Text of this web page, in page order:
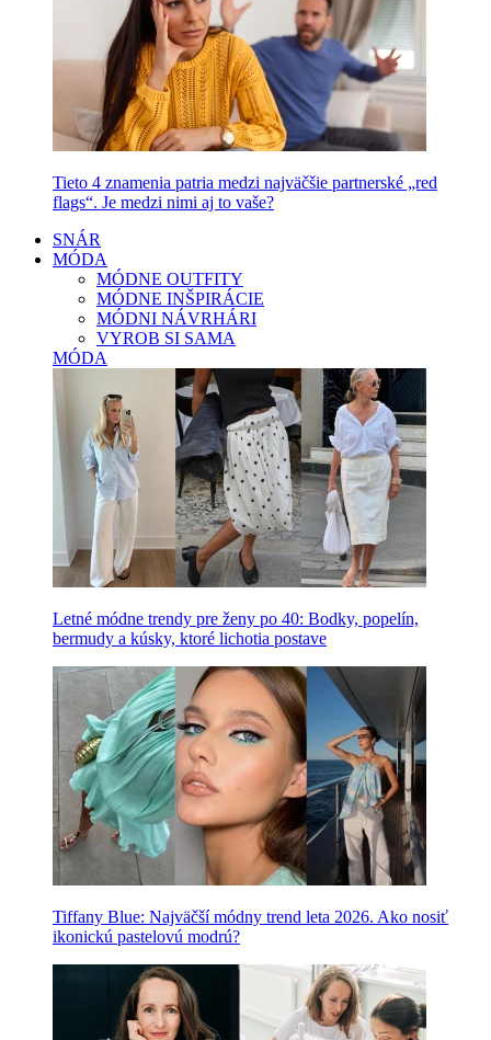
Tieto 4 znamenia patria medzi najväčšie partnerské „red
flags“. Je medzi nimi aj to vaše?
SNÁR
MÓDA
MÓDNE OUTFITY
MÓDNE INŠPIRÁCIE
MÓDNI NÁVRHÁRI
VYROB SI SAMA
MÓDA
Letné módne trendy pre ženy po 40: Bodky, popelín,
bermudy a kúsky, ktoré lichotia postave
Tiffany Blue: Najväčší módny trend leta 2026. Ako nosiť
ikonickú pastelovú modrú?